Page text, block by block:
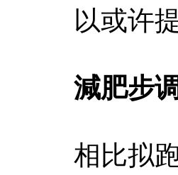
以或许
減肥步
相比拟